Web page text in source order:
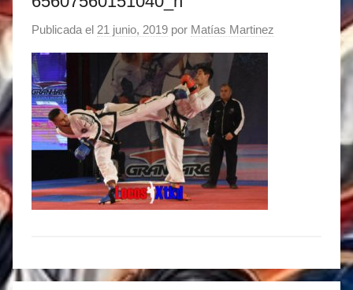
Publicada el 21 junio, 2019 por Matías Martinez